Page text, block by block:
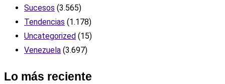
Sucesos (3.565)
Tendencias (1.178)
Uncategorized (15)
Venezuela (3.697)
Lo más reciente